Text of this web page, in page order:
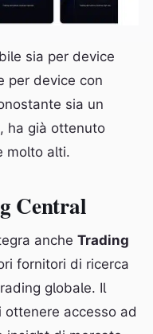
sia per device
per device con
sia un
ha già ottenuto
molto alti.
Central
anche Trading
fornitori di ricerca
globale. Il
accesso ad